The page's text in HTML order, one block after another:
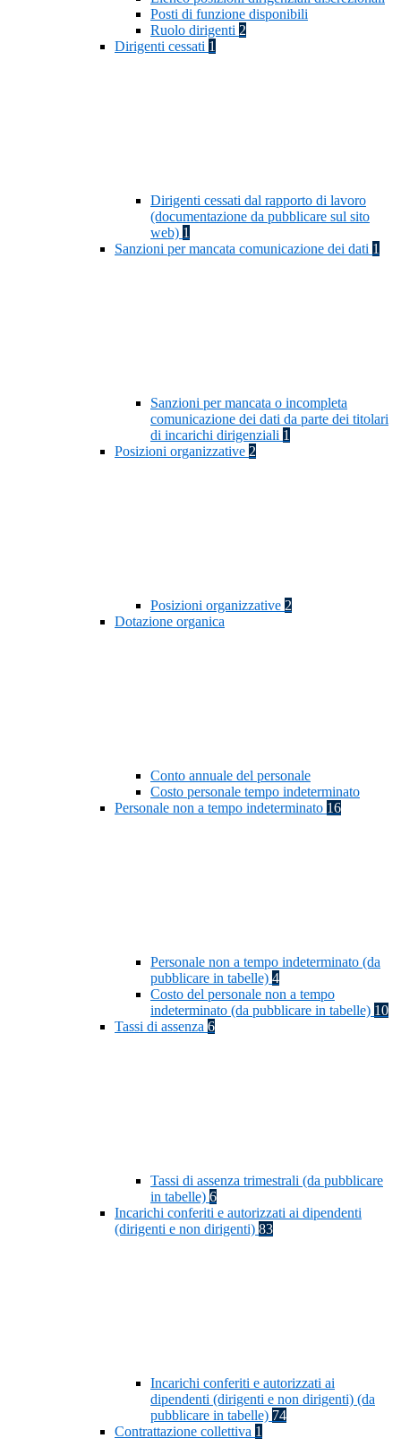
Posti di funzione disponibili
Ruolo dirigenti 2
Dirigenti cessati 1
Dirigenti cessati dal rapporto di lavoro
(documentazione da pubblicare sul sito
web) 1
Sanzioni per mancata comunicazione dei dati 1
Sanzioni per mancata o incompleta
comunicazione dei dati da parte dei titolari
di incarichi dirigenziali 1
Posizioni organizzative 2
Posizioni organizzative 2
Dotazione organica
Conto annuale del personale
Costo personale tempo indeterminato
Personale non a tempo indeterminato 16
Personale non a tempo indeterminato (da
pubblicare in tabelle) 4
Costo del personale non a tempo
indeterminato (da pubblicare in tabelle) 10
Tassi di assenza 6
Tassi di assenza trimestrali (da pubblicare
in tabelle) 6
Incarichi conferiti e autorizzati ai dipendenti
(dirigenti e non dirigenti) 83
Incarichi conferiti e autorizzati ai
dipendenti (dirigenti e non dirigenti) (da
pubblicare in tabelle) 74
Contrattazione collettiva 1